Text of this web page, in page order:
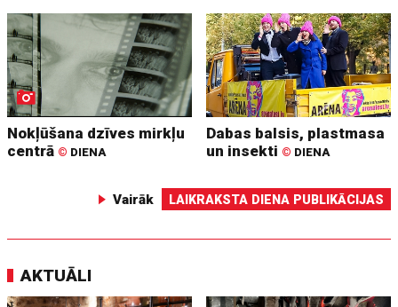
Nokļūšana dzīves mirkļu
centrā © DIENA
Dabas balsis, plastmasa
un insekti © DIENA
Vairāk LAIKRAKSTA DIENA PUBLIKĀCIJAS
AKTUĀLI